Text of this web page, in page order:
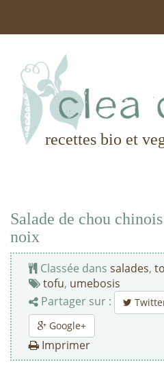
recettes bio et
Salade de chou
noix
Classée dans salades,
tofu, umebosis
Partager sur :
Google+
Imprimer